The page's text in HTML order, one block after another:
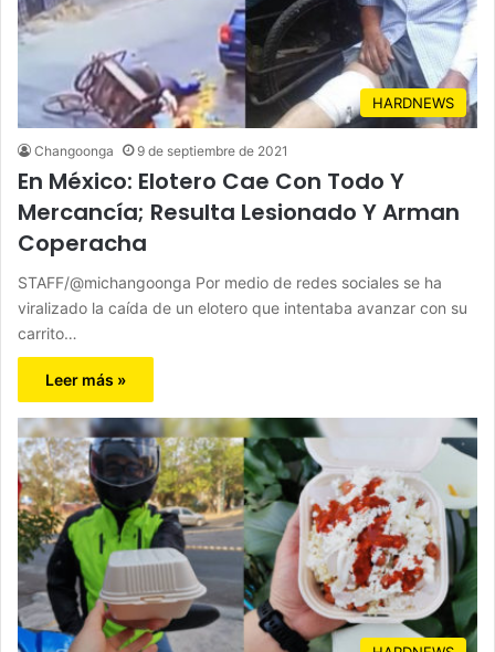
HARDNEWS
Changoonga 9 de septiembre de 2021
En México: Elotero Cae Con Todo Y
Mercancía; Resulta Lesionado Y Arman
Coperacha
STAFF/@michangoonga Por medio de redes sociales se ha
viralizado la caída de un elotero que intentaba avanzar con su
carrito…
Leer más »